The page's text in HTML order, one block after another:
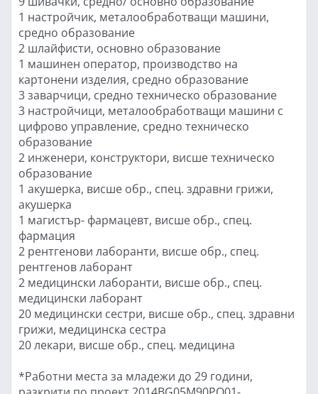
1 настройчик, металообработващи машини,
средно образование
2 шлайфисти, основно образование
1 машинен оператор, производство на
картонени изделия, средно образование
3 заварчици, средно техническо образование
3 настройчици, металообработващи машини с
цифрово управление, средно техническо
образование
2 инженери, конструктори, висше техническо
образование
1 акушерка, висше обр., спец. здравни грижи,
акушерка
1 магистър- фармацевт, висше обр., спец.
фармация
2 рентгенови лаборанти, висше обр., спец.
рентгенов лаборант
2 медицински лаборанти, висше обр., спец.
медицински лаборант
20 медицински сестри, висше обр., спец. здравни
грижи, медицинска сестра
20 лекари, висше обр., спец. медицина
*Работни места за младежи до 29 години,